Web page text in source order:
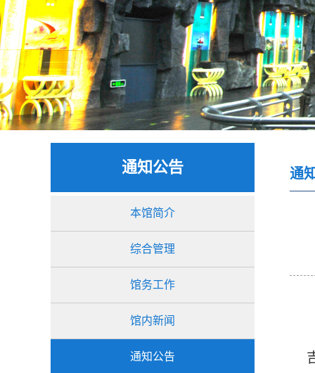
通知公告
本馆简介
综合管理
馆务工作
馆内新闻
通知公告
通
吉